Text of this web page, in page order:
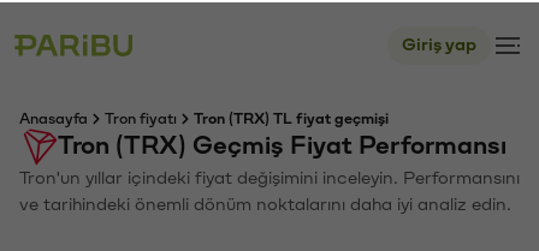
Giriş yap
Anasayfa Tron fiyatı Tron (TRX) TL fiyat geçmişi
Tron (TRX) Geçmiş Fiyat Performansı
Tron'un yıllar içindeki fiyat değişimini inceleyin. Performansını
ve tarihindeki önemli dönüm noktalarını daha iyi analiz edin.